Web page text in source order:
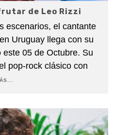
de Leo Rizzi
escenarios, el cantante
Uruguay llega con su
este 05 de Octubre. Su
pop-rock clásico con